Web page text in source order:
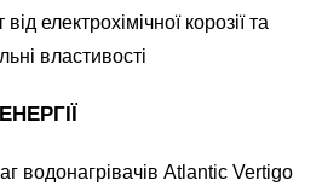
електрохімічної корозії та
властивості
водонагрівачів Atlantic Vertigo